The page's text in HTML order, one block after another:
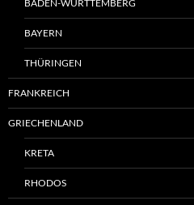
BADEN-WÜRTTEMBERG
BAYERN
THÜRINGEN
FRANKREICH
GRIECHENLAND
KRETA
RHODOS